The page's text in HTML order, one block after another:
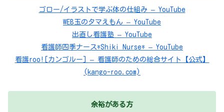
ゴロー/イラストで学ぶ体の仕組み – YouTube
WEB玉のタマえもん – YouTube
出直し看護塾 – YouTube
看護師四季ナース*Shiki Nurse* – YouTube
看護roo![カンゴルー] – 看護師のための総合サイト【公式】
(kango-roo.com)
余裕がある方